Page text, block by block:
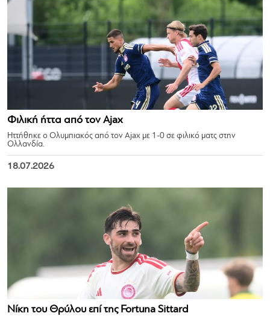
Φιλική ήττα από τον Ajax
Ηττήθηκε ο Ολυμπιακός από τον Ajax με 1-0 σε φιλικό ματς στην
Ολλανδία.
18.07.2026
Νίκη του Θρύλου επί της Fortuna Sittard